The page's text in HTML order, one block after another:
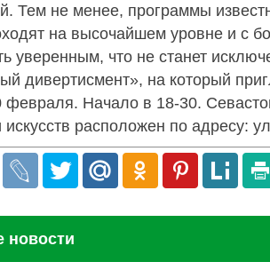
Тем не менее, программы
на высочайшем уровне и с
уверенным, что не станет
дивертисмент», на который
февраля. Начало в 18-30.
искусств расположен по адресу:
новости